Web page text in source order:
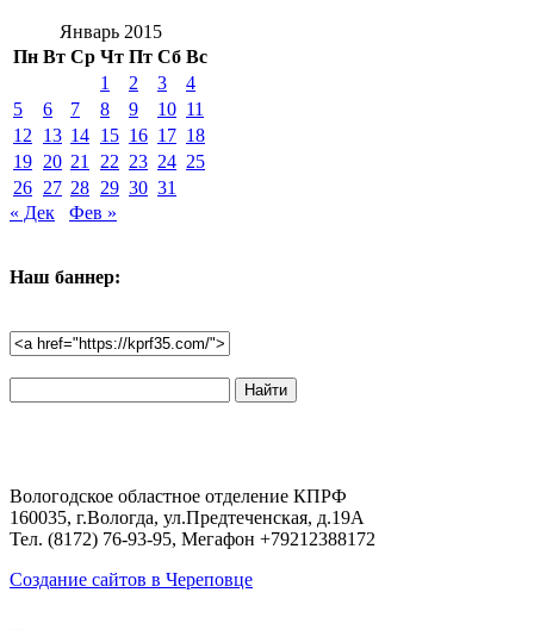
Январь 2015
Пн Вт Ср Чт Пт Сб Вс
1
2 3
4
5
6 7 8 9 10 11
12
13 14 15 16 17 18
19 20 21 22 23 24 25
26 27 28 29 30 31
« Дек
Фев »
Наш баннер:
по
Вологодское областное отделение КПРФ
160035, г.Вологда, ул.Предтеченская, д.19А
Тел. (8172) 76-93-95, Мегафон +79212388172
Создание сайтов в Череповце